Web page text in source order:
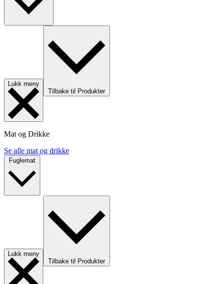
Lukk meny
Tilbake til Produkter
Mat og Drikke
Se alle mat og drikke
Lukk meny
Tilbake til Produkter